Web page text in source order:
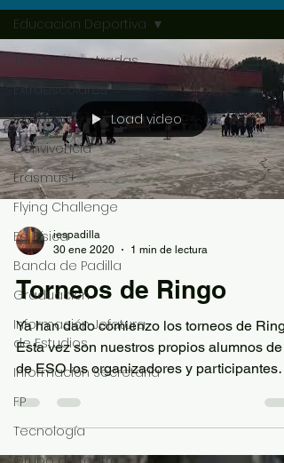
Todas las entradas
Extraescolares
Biblioteca
Convivencia
Erasmus+
Flying Challenge
Ed. Física
Banda de Padilla
Graduación
Información Jefatura
de Estudios
Información Secretaría
FP
Tecnología
Educacion Deportiva
Load video
iespadilla
30 ene 2020
1 min de lectura
Torneos de Ringo
Ya han dado comienzo los torneos de
Esta vez son nuestros propios alumnos de
de ESO los organizadores y participantes